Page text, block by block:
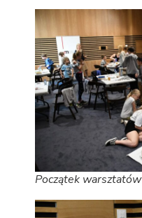
Początek warsztatów